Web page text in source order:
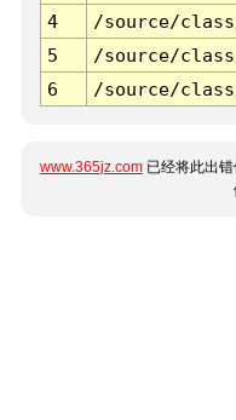
4
/source/
5
/source/
6
/source/
www.365jz.com 已经将此出